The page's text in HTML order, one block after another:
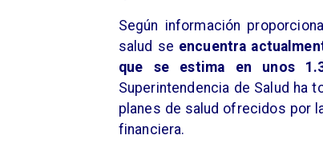
​Según información
salud se encuentra
que se estima en unos
Superintendencia de Salud ha
planes de salud ofrecidos por
financiera.